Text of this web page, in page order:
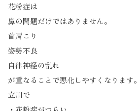
花粉症は
鼻の問題だけではありません。
首肩こり
姿勢不良
自律神経の乱れ
が重なることで悪化しやすくなります。
立川で